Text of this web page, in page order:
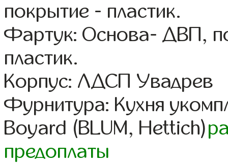
покрытие - пластик.
Фартук: Основа- ДВП,
пластик.
Корпус: ЛДСП Увадрев
Фурнитура: Кухня
Boyard (BLUM, Hettich)
предоплаты